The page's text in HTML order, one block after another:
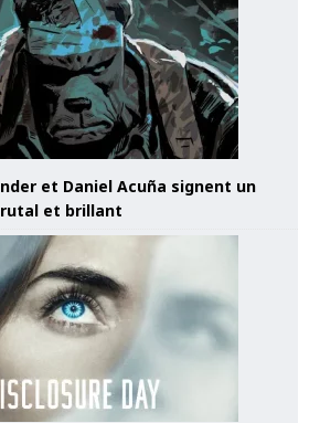
et Daniel Acuña signent un
et brillant